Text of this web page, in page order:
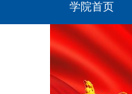
学院首页